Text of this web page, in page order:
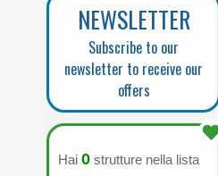
NEWSLETTER
Subscribe to our
newsletter to receive our
offers
Hai 0 strutture nella lista